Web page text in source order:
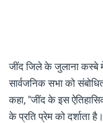
जींद जिले के जुलाना कस्बे
सार्वजनिक सभा को
कहा, "जींद के इस
के प्रति प्रेम को दर्शाता